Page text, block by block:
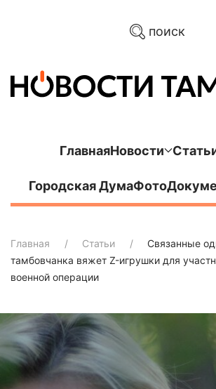
поиск
ГлавнаяНовости
Городская ДумаФото
Главная Статьи
Связанные
тамбовчанка вяжет Z-игрушки для
военной операции